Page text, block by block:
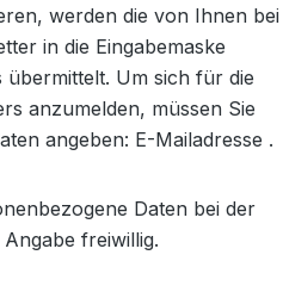
werden die von Ihnen bei
in die Eingabemaske
übermittelt. Um sich für die
anzumelden, müssen Sie
angeben: E-Mailadresse .
Daten bei der
freiwillig.